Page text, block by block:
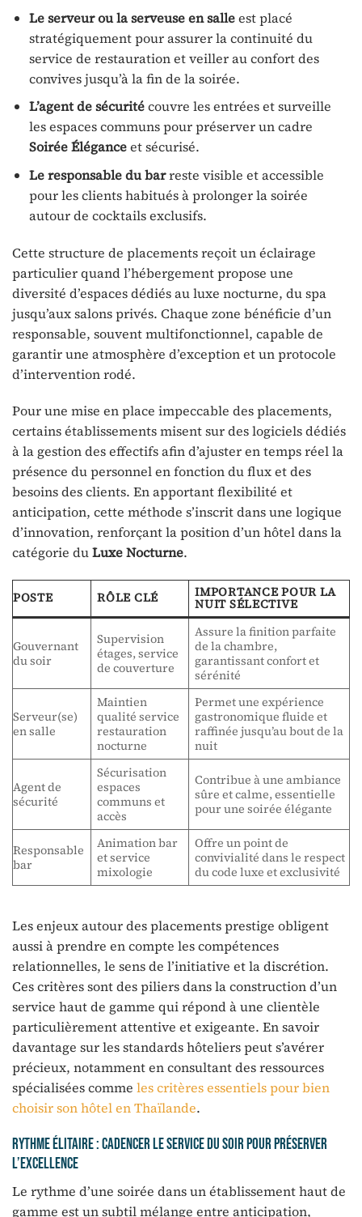
Le serveur ou la serveuse en salleest placé
stratégiquement pour assurer la continuité du
service de restauration et veiller au confort des
convives jusqu’à la fin de la soirée.
L’agent de sécuritécouvre les entrées et surveille
les espaces communs pour préserver un cadre
Soirée Éléganceet sécurisé.
Le responsable du barreste visible et accessible
pour les clients habitués à prolonger la soirée
autour de cocktails exclusifs.
Cette structure de placements reçoit un éclairage
particulier quand l’hébergement propose une
diversité d’espaces dédiés au luxe nocturne, du spa
jusqu’aux salons privés. Chaque zone bénéficie d’un
responsable, souvent multifonctionnel, capable de
garantir une atmosphère d’exception et un protocole
d’intervention rodé.
Pour une mise en place impeccable des placements,
certains établissements misent sur des logiciels dédiés
à la gestion des effectifs afin d’ajuster en temps réel la
présence du personnel en fonction du flux et des
besoins des clients. En apportant flexibilité et
anticipation, cette méthode s’inscrit dans une logique
d’innovation, renforçant la position d’un hôtel dans la
catégorie duLuxe Nocturne.
POSTE RÔLE CLÉ IMPORTANCE POUR LA
NUIT SÉLECTIVE
Gouvernant
du soir
Supervision
étages, service
de couverture
Assure la finition parfaite
de la chambre,
garantissant confort et
sérénité
Serveur(se)
en salle
Maintien
qualité service
restauration
nocturne
Permet une expérience
gastronomique fluide et
raffinée jusqu’au bout de la
nuit
Agent de
sécurité
Sécurisation
espaces
communs et
accès
Contribue à une ambiance
sûre et calme, essentielle
pour une soirée élégante
Responsable
bar
Animation bar
et service
mixologie
Offre un point de
convivialité dans le respect
du code luxe et exclusivité
Les enjeux autour des placements prestige obligent
aussi à prendre en compte les compétences
relationnelles, le sens de l’initiative et la discrétion.
Ces critères sont des piliers dans la construction d’un
service haut de gamme qui répond à une clientèle
particulièrement attentive et exigeante. En savoir
davantage sur les standards hôteliers peut s’avérer
précieux, notamment en consultant des ressources
spécialisées comme les critères essentiels pour bien
choisir son hôtel en Thaïlande.
Rythme élitaire : cadencer le service du soir pour préserver
l’excellence
Le rythme d’une soirée dans un établissement haut de
gamme est un subtil mélange entre anticipation,